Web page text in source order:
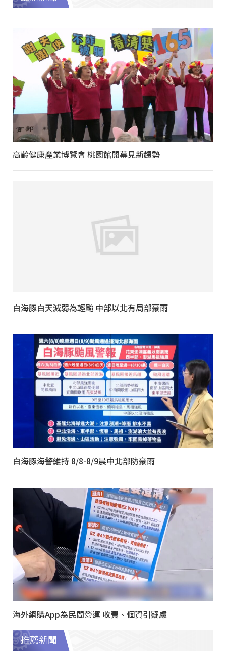
高齡健康產業博覽會 桃園館開幕見新趨勢
白海豚白天減弱為輕颱 中部以北有局部豪雨
白海豚海警維持 8/8-8/9晨中北部防豪雨
海外網購App為民間營運 收費、個資引疑慮
推薦新聞